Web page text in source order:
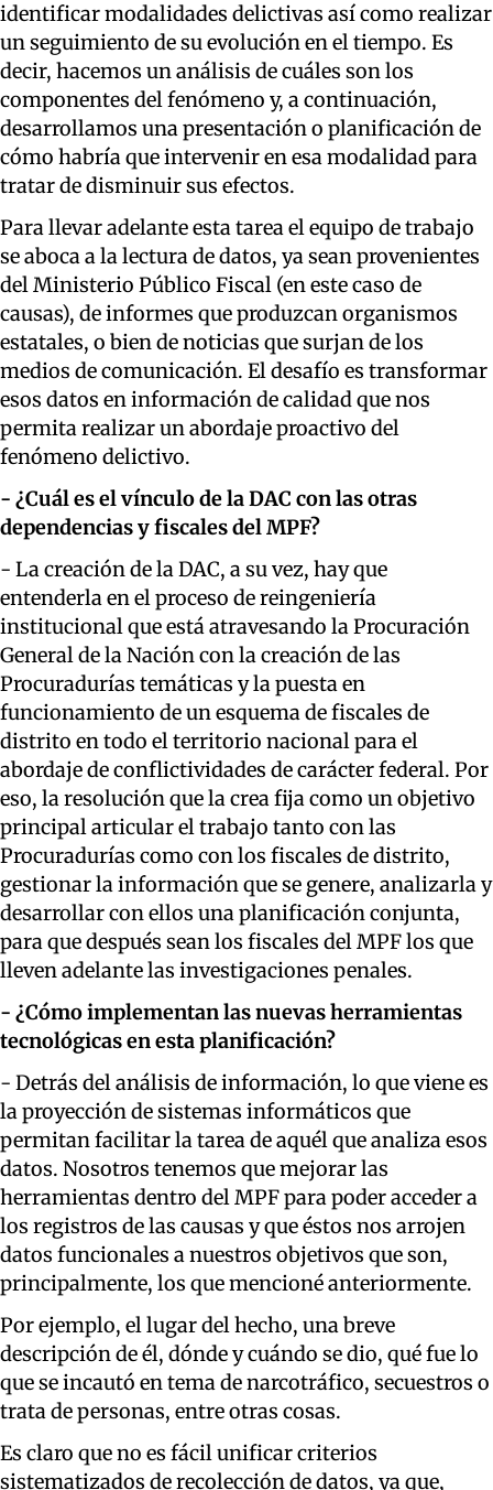
identificar modalidades delictivas así como realizar
un seguimiento de su evolución en el tiempo. Es
decir, hacemos un análisis de cuáles son los
componentes del fenómeno y, a continuación,
desarrollamos una presentación o planificación de
cómo habría que intervenir en esa modalidad para
tratar de disminuir sus efectos.
Para llevar adelante esta tarea el equipo de trabajo
se aboca a la lectura de datos, ya sean provenientes
del Ministerio Público Fiscal (en este caso de
causas), de informes que produzcan organismos
estatales, o bien de noticias que surjan de los
medios de comunicación. El desafío es transformar
esos datos en información de calidad que nos
permita realizar un abordaje proactivo del
fenómeno delictivo.
- ¿Cuál es el vínculo de la DAC con las otras
dependencias y fiscales del MPF?
- La creación de la DAC, a su vez, hay que
entenderla en el proceso de reingeniería
institucional que está atravesando la Procuración
General de la Nación con la creación de las
Procuradurías temáticas y la puesta en
funcionamiento de un esquema de fiscales de
distrito en todo el territorio nacional para el
abordaje de conflictividades de carácter federal. Por
eso, la resolución que la crea fija como un objetivo
principal articular el trabajo tanto con las
Procuradurías como con los fiscales de distrito,
gestionar la información que se genere, analizarla y
desarrollar con ellos una planificación conjunta,
para que después sean los fiscales del MPF los que
lleven adelante las investigaciones penales.
- ¿Cómo implementan las nuevas herramientas
tecnológicas en esta planificación?
- Detrás del análisis de información, lo que viene es
la proyección de sistemas informáticos que
permitan facilitar la tarea de aquél que analiza esos
datos. Nosotros tenemos que mejorar las
herramientas dentro del MPF para poder acceder a
los registros de las causas y que éstos nos arrojen
datos funcionales a nuestros objetivos que son,
principalmente, los que mencioné anteriormente.
Por ejemplo, el lugar del hecho, una breve
descripción de él, dónde y cuándo se dio, qué fue lo
que se incautó en tema de narcotráfico, secuestros o
trata de personas, entre otras cosas.
Es claro que no es fácil unificar criterios
sistematizados de recolección de datos, ya que,